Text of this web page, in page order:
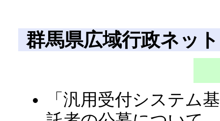
群馬県広域行政ネッ
「汎用受付システム